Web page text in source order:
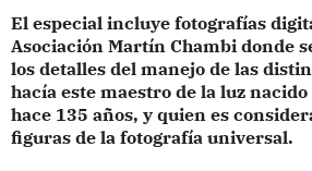
El especial incluye fotografías
Asociación Martín Chambi donde
los detalles del manejo de las
hacía este maestro de la luz nacido
hace 135 años, y quien es
figuras de la fotografía universal.